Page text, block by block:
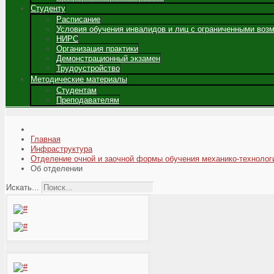
Студенту
Расписание
Условия обучения инвалидов и лиц с ограниченными
НИРС
Организация практики
Демонстрационный экзамен
Трудоустройство
Методические материалы
Студентам
Преподавателям
Главная
Инфраструктура
Отделение очной и заочной формы обучения механико-
Об отделении
Искать...